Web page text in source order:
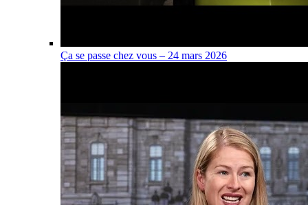
Ça se passe chez vous – 24 mars 2026